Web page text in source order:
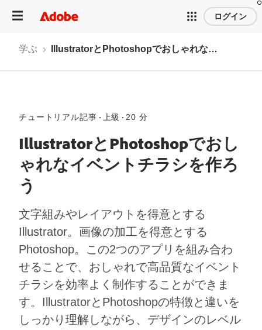
ログイン
学ぶ IllustratorとPhotoshopでおしゃれなイベントチラシを作ろう
チュートリアル記事 上級 20 分
IllustratorとPhotoshopでおし
ゃれなイベントチラシを作ろ
う
文字組みやレイアウトを得意とする
Illustrator。画像の加工を得意とする
Photoshop。この2つのアプリを組み合わ
せることで、おしゃれで高品質なイベント
チラシを効率よく制作することができま
す。IllustratorとPhotoshopの特徴と違いを
しっかり理解しながら、デザインのレベル